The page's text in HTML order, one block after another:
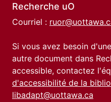
Recherche uO
Courriel :
Si vous avez besoin
autre document dans
accessible, contactez
d'accessibilité de la
libadapt@uottawa.ca